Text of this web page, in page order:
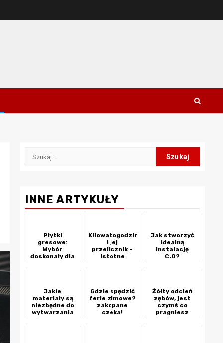
Szukaj:
INNE ARTYKUŁY
Płytki
gresowe:
Wybór
doskonały dla
Kilowatogodzina
i jej
przelicznik –
istotne
Jak stworzyć
idealną
instalację
C.O?
Jakie
materiały są
niezbędne do
wytwarzania
Gdzie spędzić
ferie zimowe?
zakopane
czeka!
Żółty odcień
zębów, jest
czymś co
pragniesz